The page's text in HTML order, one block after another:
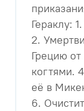
Гераклу:
2.
Грецию
когтями.
её в
6.